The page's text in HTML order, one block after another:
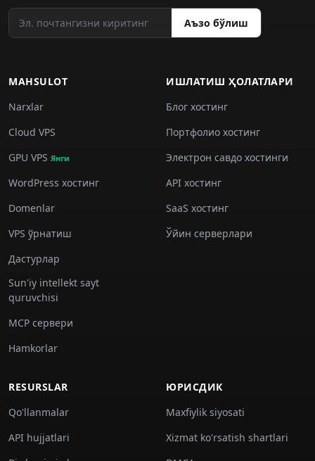
Аъзо бўлиш
MAHSULOT
Narxlar
Cloud VPS
GPU VPS Янги
WordPress хостинг
Domenlar
VPS ўрнатиш
Дастурлар
Sun'iy intellekt sayt
quruvchisi
MCP сервери
Hamkorlar
ИШЛАТИШ ҲОЛАТЛАРИ
Блог хостинг
Портфолио хостинг
Электрон савдо хостинги
API хостинг
SaaS хостинг
Ўйин серверлари
RESURSLAR
Qo'llanmalar
API hujjatlari
ЮРИСДИК
Maxfiylik siyosati
Xizmat ko'rsatish shartlari